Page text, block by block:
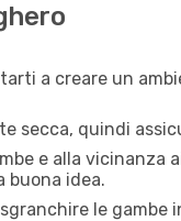
a creare un
secca, quindi
e alla vicinanza
buona idea.
le gambe